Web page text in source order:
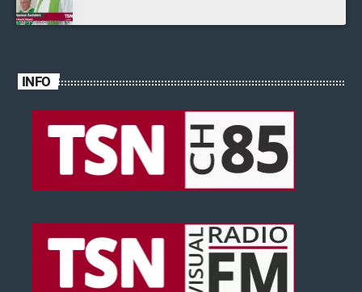
INFO